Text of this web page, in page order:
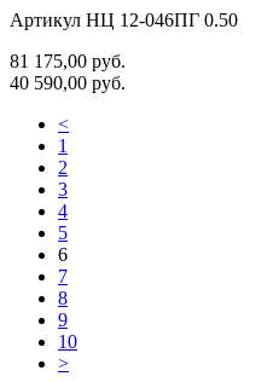
Артикул НЦ 12-046ПГ 0.50
81 175,00 руб.
40 590,00 руб.
<
1
2
3
4
5
6
7
8
9
10
>